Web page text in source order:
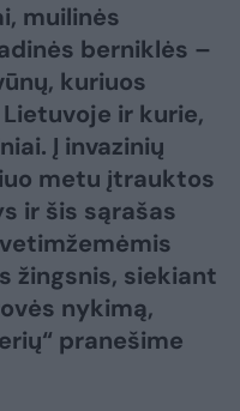
muilinės
berniklės –
kuriuos
ir kurie,
Į invazinių
metu įtrauktos
ir šis sąrašas
žingsnis, siekiant
nykimą,
pranešime